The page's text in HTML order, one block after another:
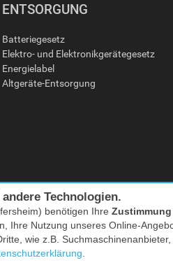
ENTSORGUNG
Batteriegesetz
Elektro- und Elektronikgerätegesetz
Energielabel
Altgeräte-Entsorgung
Alle Preise inkl. MwSt. zzgl.
Technologien.
benötigen Ihre
Ihre Nutzung unseres Online-
wie z.B.
.